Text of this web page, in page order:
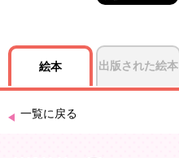
絵本 出版された絵本
一覧に戻る